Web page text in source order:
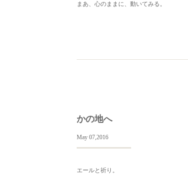
まあ、心のままに、動いてみる。
かの地へ
May 07,2016
エールと祈り。